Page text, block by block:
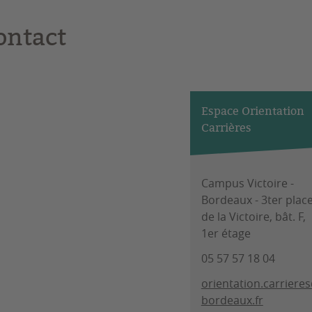
Espace Orientation
Carrières
Campus Victoire -
Bordeaux - 3ter place
de la Victoire, bât. F,
1er étage
05 57 57 18 04
bordeaux.fr